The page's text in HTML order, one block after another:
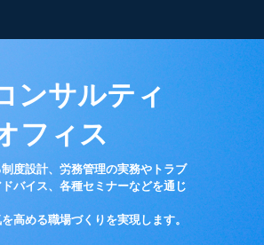
ンサルティ
フィス
度設計、労務管理の実務やトラブ
バイス、各種セミナーなどを通じ
高める職場づくりを実現します。